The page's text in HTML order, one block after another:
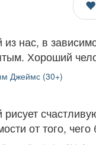
нас, в
Хороший
Джеймс (30+)
от того,